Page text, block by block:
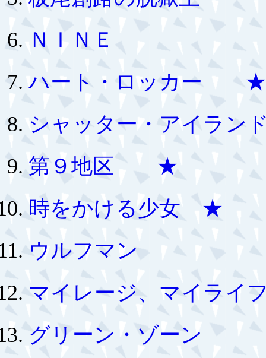
ＮＩＮＥ
ハート・ロッカー
シャッター・アイラン
第９地区 ★
時をかける少女 ★
ウルフマン
マイレージ、マイ
グリーン・ゾーン